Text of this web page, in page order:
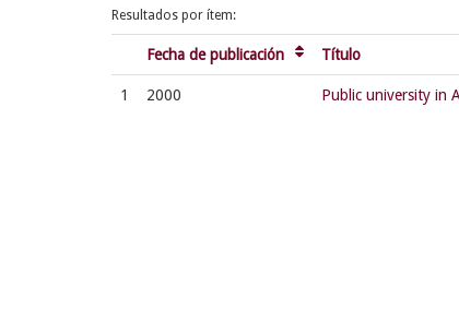
Resultados por ítem:
Fecha de publicación Título
1 2000 Public university in